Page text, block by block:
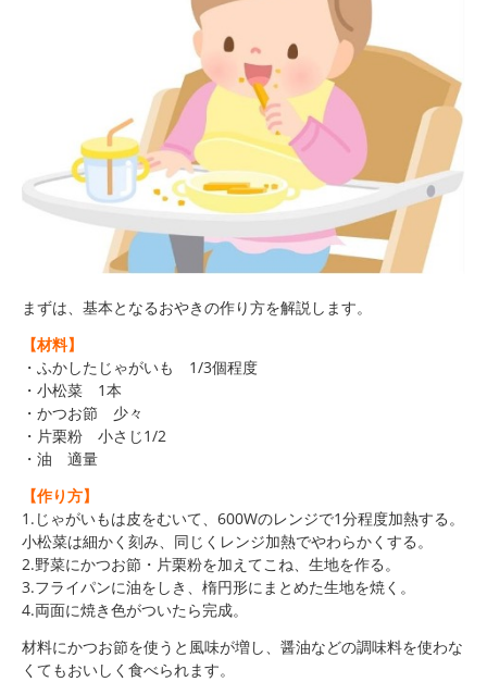
まずは、基本となるおやきの作り方を解説します。
【材料】
・ふかしたじゃがいも 1/3個程度
・小松菜 1本
・かつお節 少々
・片栗粉 小さじ1/2
・油 適量
【作り方】
1.じゃがいもは皮をむいて、600Wのレンジで1分程度加熱する。
小松菜は細かく刻み、同じくレンジ加熱でやわらかくする。
2.野菜にかつお節・片栗粉を加えてこね、生地を作る。
3.フライパンに油をしき、楕円形にまとめた生地を焼く。
4.両面に焼き色がついたら完成。
材料にかつお節を使うと風味が増し、醤油などの調味料を使わな
くてもおいしく食べられます。